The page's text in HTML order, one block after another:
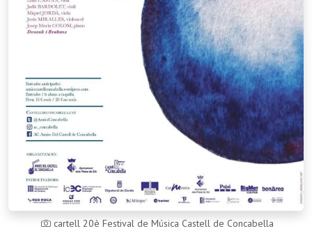
cartell 20è Festival de Música Castell de Concabella